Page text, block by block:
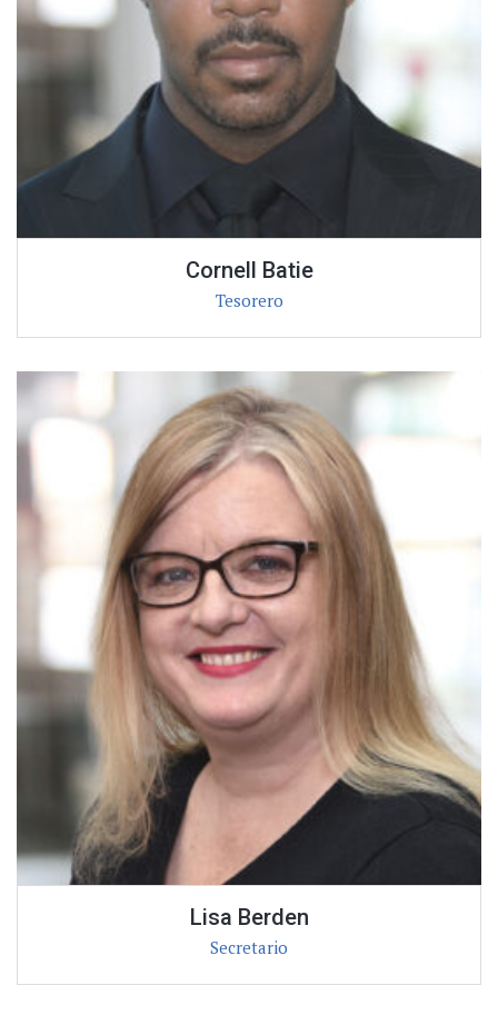
Cornell Batie
Tesorero
Lisa Berden
Secretario